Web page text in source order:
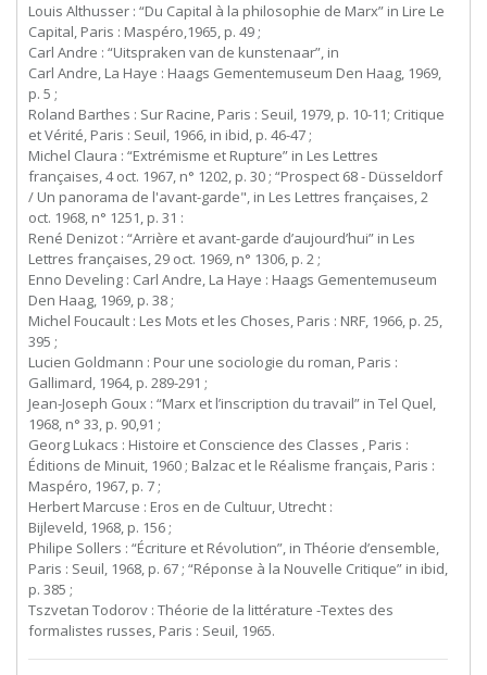
Louis Althusser : “Du Capital à la philosophie de Marx” in Lire Le
Capital, Paris : Maspéro,1965, p. 49 ;
Carl Andre : “Uitspraken van de kunstenaar”, in
Carl Andre, La Haye : Haags Gementemuseum Den Haag, 1969,
p. 5 ;
Roland Barthes : Sur Racine, Paris : Seuil, 1979, p. 10-11; Critique
et Vérité, Paris : Seuil, 1966, in ibid, p. 46-47 ;
Michel Claura : “Extrémisme et Rupture” in Les Lettres
françaises, 4 oct. 1967, n° 1202, p. 30 ; “Prospect 68 - Düsseldorf
/ Un panorama de l'avant-garde", in Les Lettres françaises, 2
oct. 1968, n° 1251, p. 31 :
René Denizot : “Arrière et avant-garde d’aujourd’hui” in Les
Lettres françaises, 29 oct. 1969, n° 1306, p. 2 ;
Enno Develing : Carl Andre, La Haye : Haags Gementemuseum
Den Haag, 1969, p. 38 ;
Michel Foucault : Les Mots et les Choses, Paris : NRF, 1966, p. 25,
395 ;
Lucien Goldmann : Pour une sociologie du roman, Paris :
Gallimard, 1964, p. 289-291 ;
Jean-Joseph Goux : “Marx et l’inscription du travail” in Tel Quel,
1968, n° 33, p. 90,91 ;
Georg Lukacs : Histoire et Conscience des Classes , Paris :
Éditions de Minuit, 1960 ; Balzac et le Réalisme français, Paris :
Maspéro, 1967, p. 7 ;
Herbert Marcuse : Eros en de Cultuur, Utrecht :
Bijleveld, 1968, p. 156 ;
Philipe Sollers : “Écriture et Révolution”, in Théorie d’ensemble,
Paris : Seuil, 1968, p. 67 ; “Réponse à la Nouvelle Critique” in ibid,
p. 385 ;
Tszvetan Todorov : Théorie de la littérature -Textes des
formalistes russes, Paris : Seuil, 1965.